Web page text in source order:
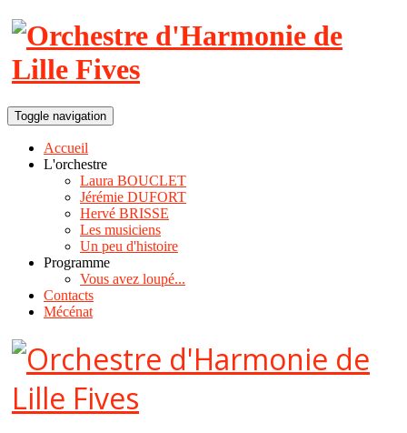
Toggle navigation
Accueil
L'orchestre
Laura BOUCLET
Jérémie DUFORT
Hervé BRISSE
Les musiciens
Un peu d'histoire
Programme
Vous avez loupé...
Contacts
Mécénat